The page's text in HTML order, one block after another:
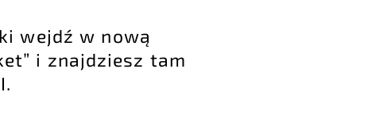
wejdź w nową
i znajdziesz tam